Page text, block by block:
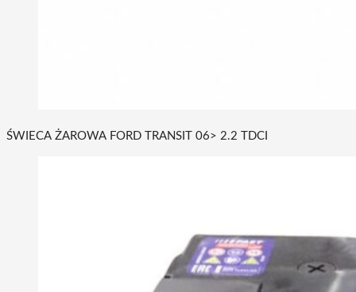
ŚWIECA ŻAROWA FORD TRANSIT 06> 2.2 TDCI